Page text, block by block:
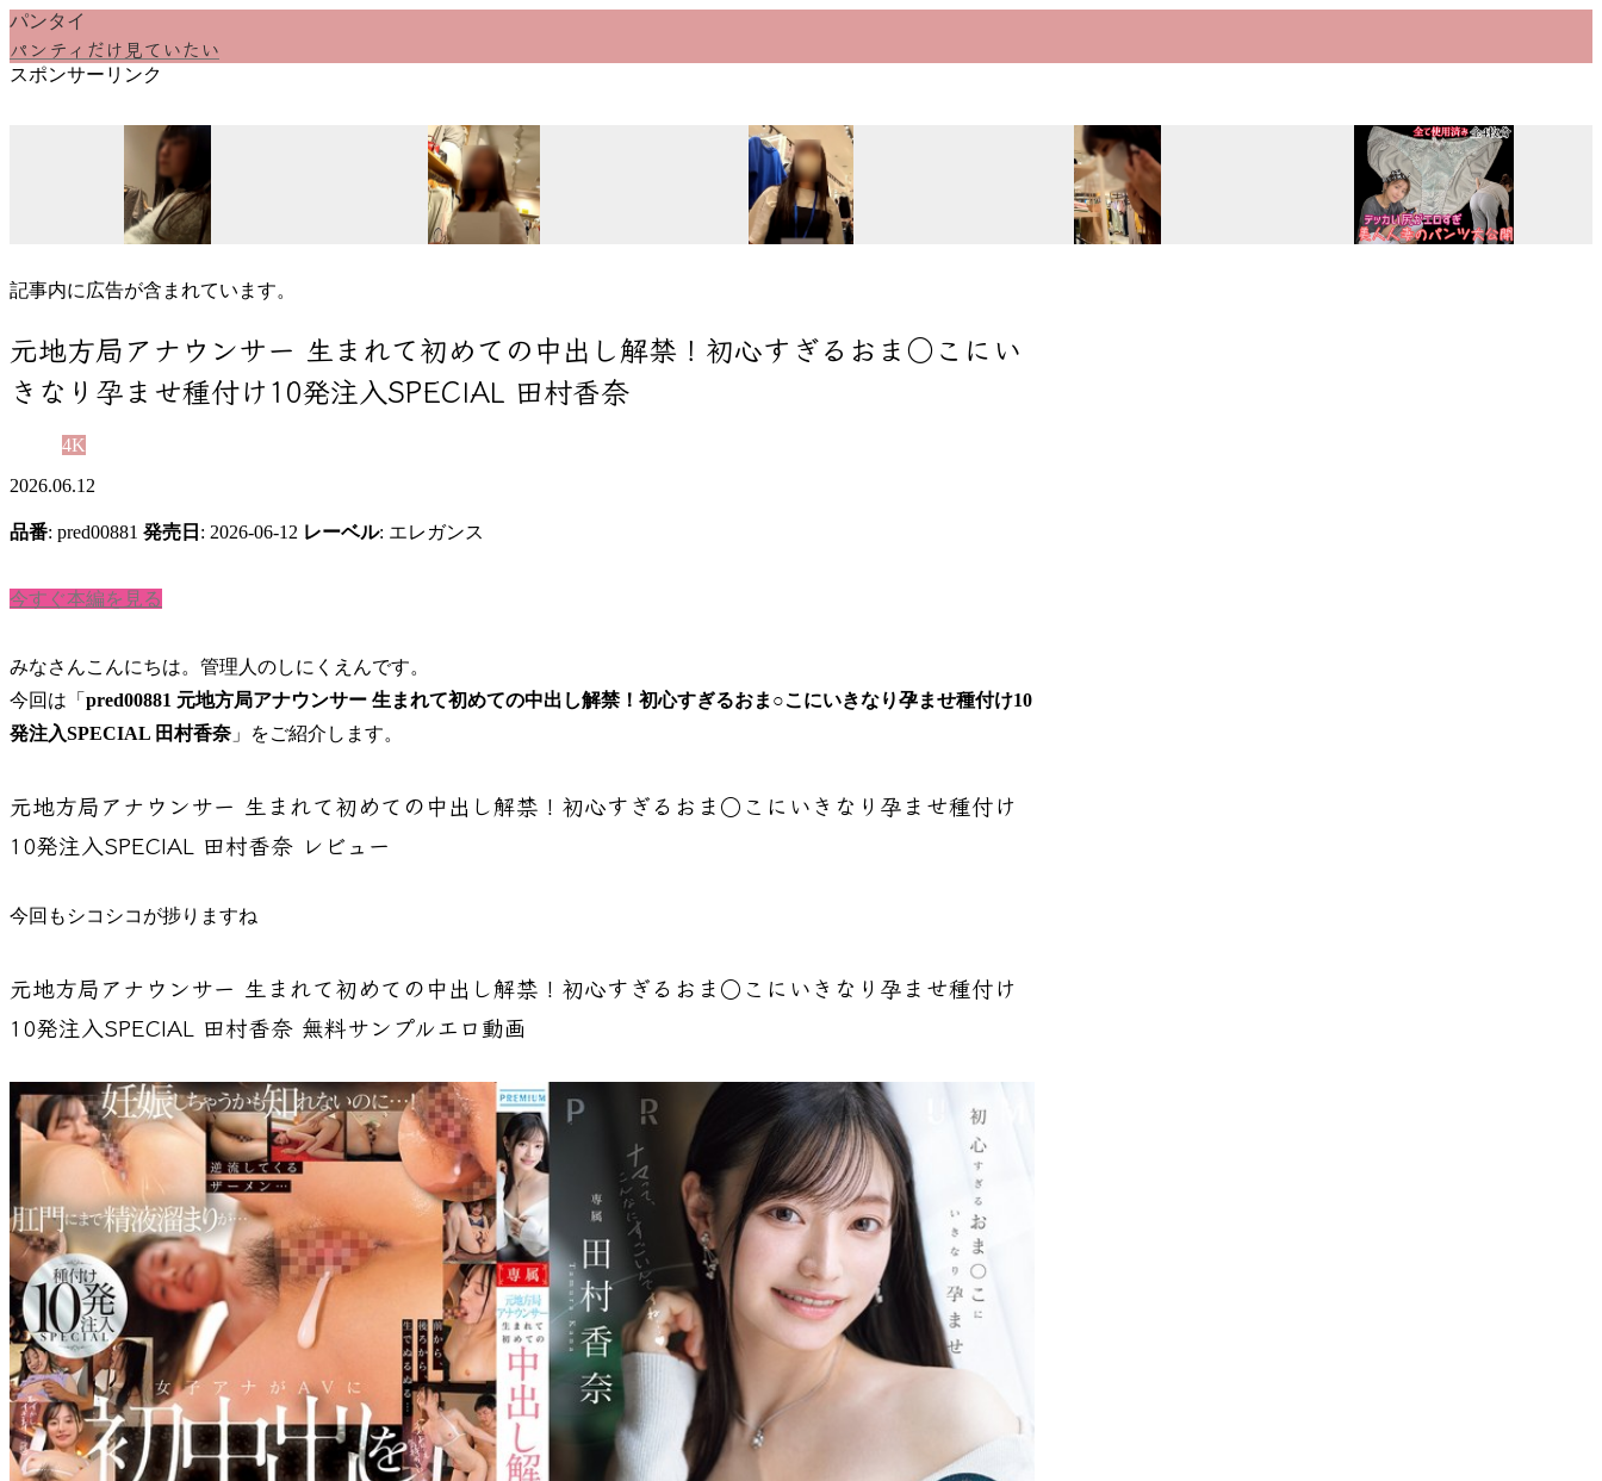
パンタイ
パンティだけ見ていたい
スポンサーリンク
記事内に広告が含まれています。
元地方局アナウンサー 生まれて初めての中出し解禁！初心すぎるおま○こにい
きなり孕ませ種付け10発注入SPECIAL 田村香奈
4K
2026.06.12
品番: pred00881 発売日 : 2026-06-12 レーベル: エレガンス
今すぐ本編を見る
みなさんこんにちは。管理人のしにくえんです。
今回は「 pred00881 元地方局アナウンサー 生まれて初めての中出し解禁！初心すぎるおま○こにいきなり孕ませ種付け10
発注入SPECIAL 田村香奈 」をご紹介します。
元地方局アナウンサー 生まれて初めての中出し解禁！初心すぎるおま○こにいきなり孕ませ種付け
10発注入SPECIAL 田村香奈 レビュー
今回もシコシコが捗りますね
元地方局アナウンサー 生まれて初めての中出し解禁！初心すぎるおま○こにいきなり孕ませ種付け
10発注入SPECIAL 田村香奈 無料サンプルエロ動画